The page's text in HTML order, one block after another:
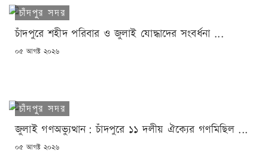
চাঁদপুর সদর
চাঁদপুরে শহীদ পরিবার ও জুলাই যোদ্ধাদের সংবর্ধনা ...
POSTED
০৫ আগষ্ট ২০২৬
চাঁদপুর সদর
জুলাই গণঅভ্যুত্থান: চাঁদপুরে ১১ দলীয় ঐক্যের গণমিছিল ...
POSTED
০৫ আগষ্ট ২০২৬